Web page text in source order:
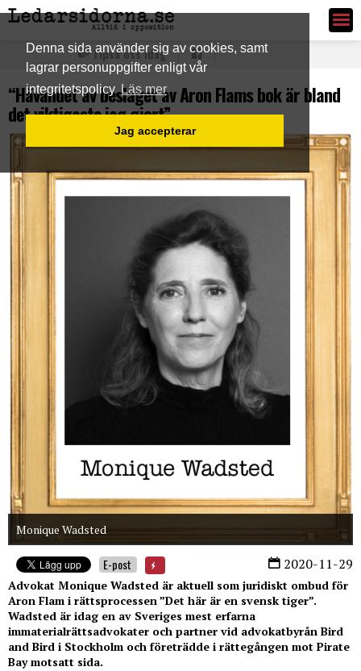
Denna sida använder sig av cookies, samt
lagrar personuppgifter enligt vår
integritetspolicyLäs mer
Jag accepterar
Ledarsidorna.se
Tipsa oss idag
“Hävandet av beslaget av Aron Flams bok är bland
det viktigaste jag gjort”
Monique Wadsted
2020-11-29
E-post
Advokat Monique Wadsted är aktuell som juridiskt ombud för
Aron Flam i rättsprocessen ”Det här är en svensk tiger”.
Wadsted är idag en av Sveriges mest erfarna
immaterialrättsadvokater och partner vid advokatbyrån Bird
and Bird i Stockholm och företrädde i rättegången mot Pirate
Bay motsatt sida.